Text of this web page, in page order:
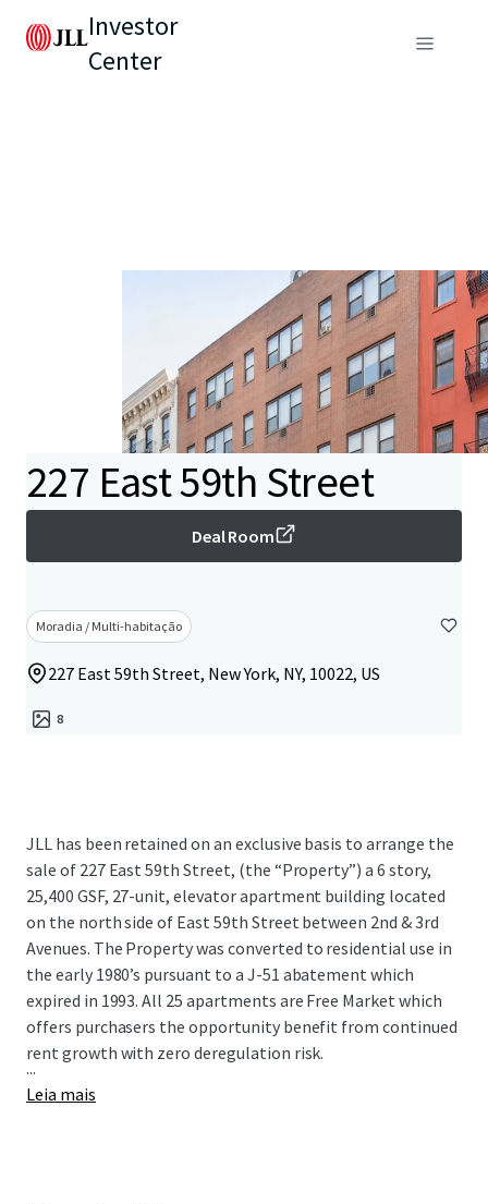
Investor
Center
227 East 59th Street
Deal Room
Moradia / Multi-habitação
227 East 59th Street, New York, NY, 10022, US
8
JLL has been retained on an exclusive basis to arrange the
sale of 227 East 59th Street, (the “Property”) a 6 story,
25,400 GSF, 27-unit, elevator apartment building located
on the north side of East 59th Street between 2nd & 3rd
Avenues. The Property was converted to residential use in
the early 1980’s pursuant to a J-51 abatement which
expired in 1993. All 25 apartments are Free Market which
offers purchasers the opportunity benefit from continued
rent growth with zero deregulation risk.
...
Leia mais